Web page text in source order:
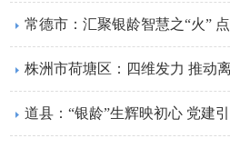
常德市：汇聚银龄智慧之“火”
株洲市荷塘区：四维发力 推动
道县：“银龄”生辉映初心 党建